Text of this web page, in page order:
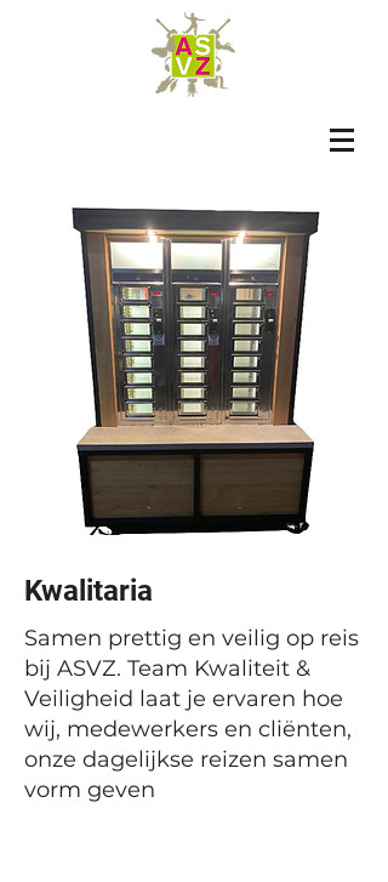
Kwalitaria
Samen prettig en veilig op reis
bij ASVZ. Team Kwaliteit &
Veiligheid laat je ervaren hoe
wij, medewerkers en cliënten,
onze dagelijkse reizen samen
vorm geven